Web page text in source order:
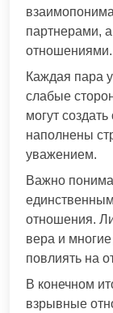
партнерами, а
отношениями.
Каждая пара
слабые
могут
наполнены
уважением.
Важно
отношения.
вера и
повлиять на
В конечном
взрывные